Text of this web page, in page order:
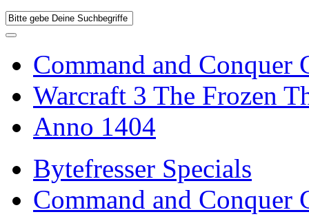
Command and Conquer
Warcraft 3 The Frozen
Anno 1404
Bytefresser Specials
Command and Conquer